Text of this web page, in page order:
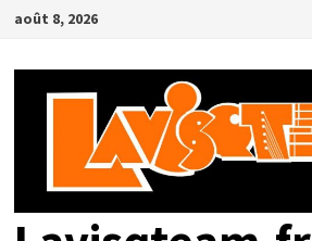
Passer
contenu
août 8, 2026